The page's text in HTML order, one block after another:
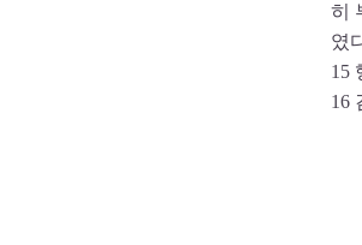
히
였
15
16